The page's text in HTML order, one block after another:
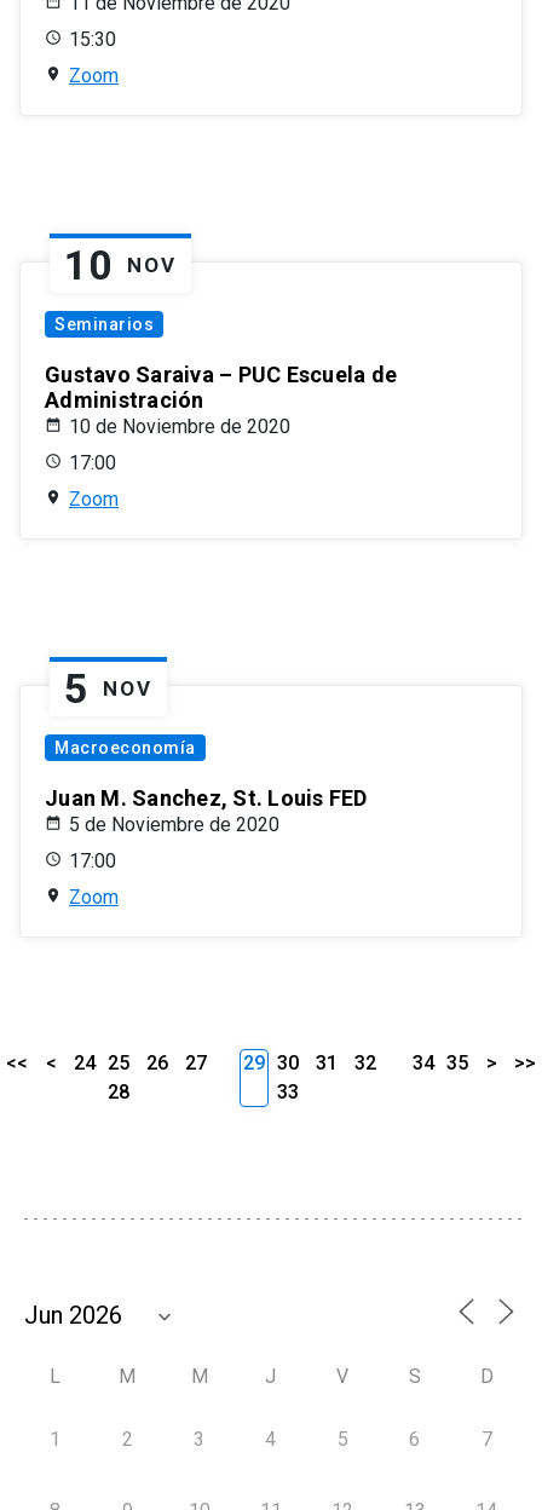
15:30
Zoom
10 NOV
Seminarios
Gustavo Saraiva – PUC Escuela de
Administración
10 de Noviembre de 2020
17:00
Zoom
5 NOV
Macroeconomía
Juan M. Sanchez, St. Louis FED
5 de Noviembre de 2020
17:00
Zoom
<< < 24 25 26
27
28
29 30 31
32
33
34 35 > >>
L M M J V S D
1 2 3 4 5 6 7